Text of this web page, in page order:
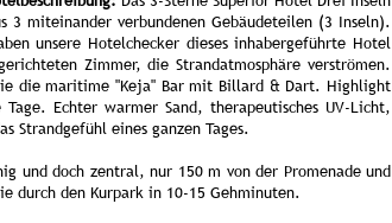
3 miteinander verbundenen Gebäudeteilen (3 Inseln).
unsere Hotelchecker dieses inhabergeführte Hotel
Zimmer, die Strandatmosphäre verströmen.
die maritime "Keja" Bar mit Billard & Dart. Highlight
Echter warmer Sand, therapeutisches UV-Licht,
Strandgefühl eines ganzen Tages.
und doch zentral, nur 150 m von der Promenade und
durch den Kurpark in 10-15 Gehminuten.